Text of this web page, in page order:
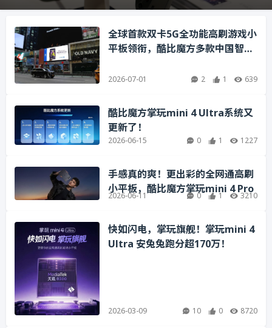
全球首款双卡5G全功能高刷游戏小
平板领衔，酷比魔方多款中国智造
2026-07-01 2 1 639
酷比魔方掌玩mini 4 Ultra系统又
更新了！
2026-06-15 0 1 1227
手感真的爽！更出彩的全网通高刷
小平板，酷比魔方掌玩mini 4 Pro
2026-06-11 0 1 3210
快如闪电，掌玩旗舰！掌玩mini 4
Ultra 安兔兔跑分超170万！
2026-03-09 10 0 8720